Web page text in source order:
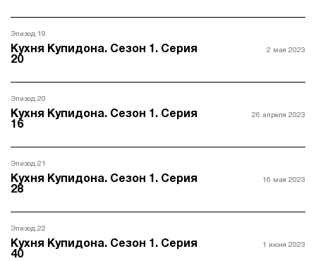
Эпизод 19
Кухня Купидона. Сезон 1. Серия
20
2 мая 2023
Эпизод 20
Кухня Купидона. Сезон 1. Серия
16
26 апреля 2023
Эпизод 21
Кухня Купидона. Сезон 1. Серия
28
16 мая 2023
Эпизод 22
Кухня Купидона. Сезон 1. Серия
40
1 июня 2023